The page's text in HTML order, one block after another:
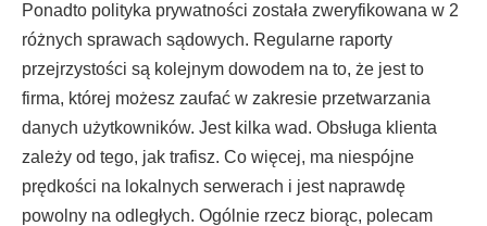
Ponadto polityka prywatności została zweryfikowana w 2
różnych sprawach sądowych. Regularne raporty
przejrzystości są kolejnym dowodem na to, że jest to
firma, której możesz zaufać w zakresie przetwarzania
danych użytkowników. Jest kilka wad. Obsługa klienta
zależy od tego, jak trafisz. Co więcej, ma niespójne
prędkości na lokalnych serwerach i jest naprawdę
powolny na odległych. Ogólnie rzecz biorąc, polecam